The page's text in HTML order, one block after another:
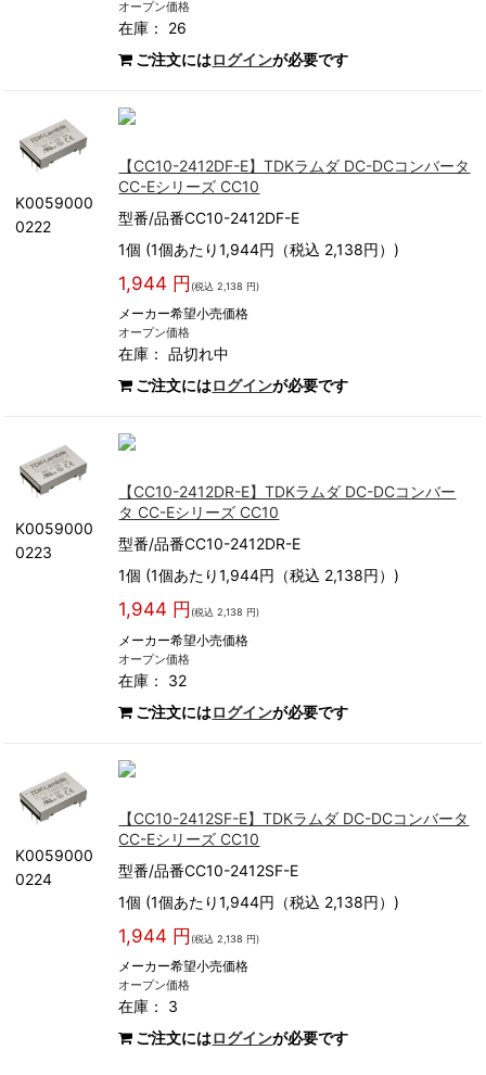
オープン価格
在庫： 26
ご注文にはログインが必要です
K0059000
0222
【CC10-2412DF-E】TDKラムダ DC-DCコンバータ
CC-Eシリーズ CC10
型番/品番CC10-2412DF-E
1個 (1個あたり1,944円（税込 2,138円）)
1,944 円 (税込 2,138 円)
メーカー希望小売価格
オープン価格
在庫：品切れ中
ご注文にはログインが必要です
K0059000
0223
【CC10-2412DR-E】TDKラムダ DC-DCコンバー
タ CC-Eシリーズ CC10
型番/品番CC10-2412DR-E
1個 (1個あたり1,944円（税込 2,138円）)
1,944 円 (税込 2,138 円)
メーカー希望小売価格
オープン価格
在庫： 32
ご注文にはログインが必要です
K0059000
0224
【CC10-2412SF-E】TDKラムダ DC-DCコンバータ
CC-Eシリーズ CC10
型番/品番CC10-2412SF-E
1個 (1個あたり1,944円（税込 2,138円）)
1,944 円 (税込 2,138 円)
メーカー希望小売価格
オープン価格
在庫： 3
ご注文にはログインが必要です